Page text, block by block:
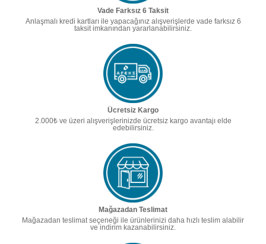
Vade Farksız 6 Taksit
Anlaşmalı kredi kartları ile yapacağınız alışverişlerde vade farksız 6
taksit imkanından yararlanabilirsiniz.
Ücretsiz Kargo
2.000₺ ve üzeri alışverişlerinizde ücretsiz kargo avantajı elde
edebilirsiniz.
Mağazadan Teslimat
Mağazadan teslimat seçeneği ile ürünlerinizi daha hızlı teslim alabilir
ve indirim kazanabilirsiniz.